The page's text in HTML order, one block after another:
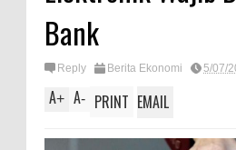
Bank
Reply Berita Ekonomi 5/07/
A+ A- PRINT EMAIL